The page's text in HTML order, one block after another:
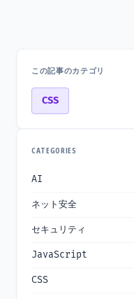
この記事のカテゴリ
CSS
CATEGORIES
AI
ネット安全
セキュリティ
JavaScript
CSS